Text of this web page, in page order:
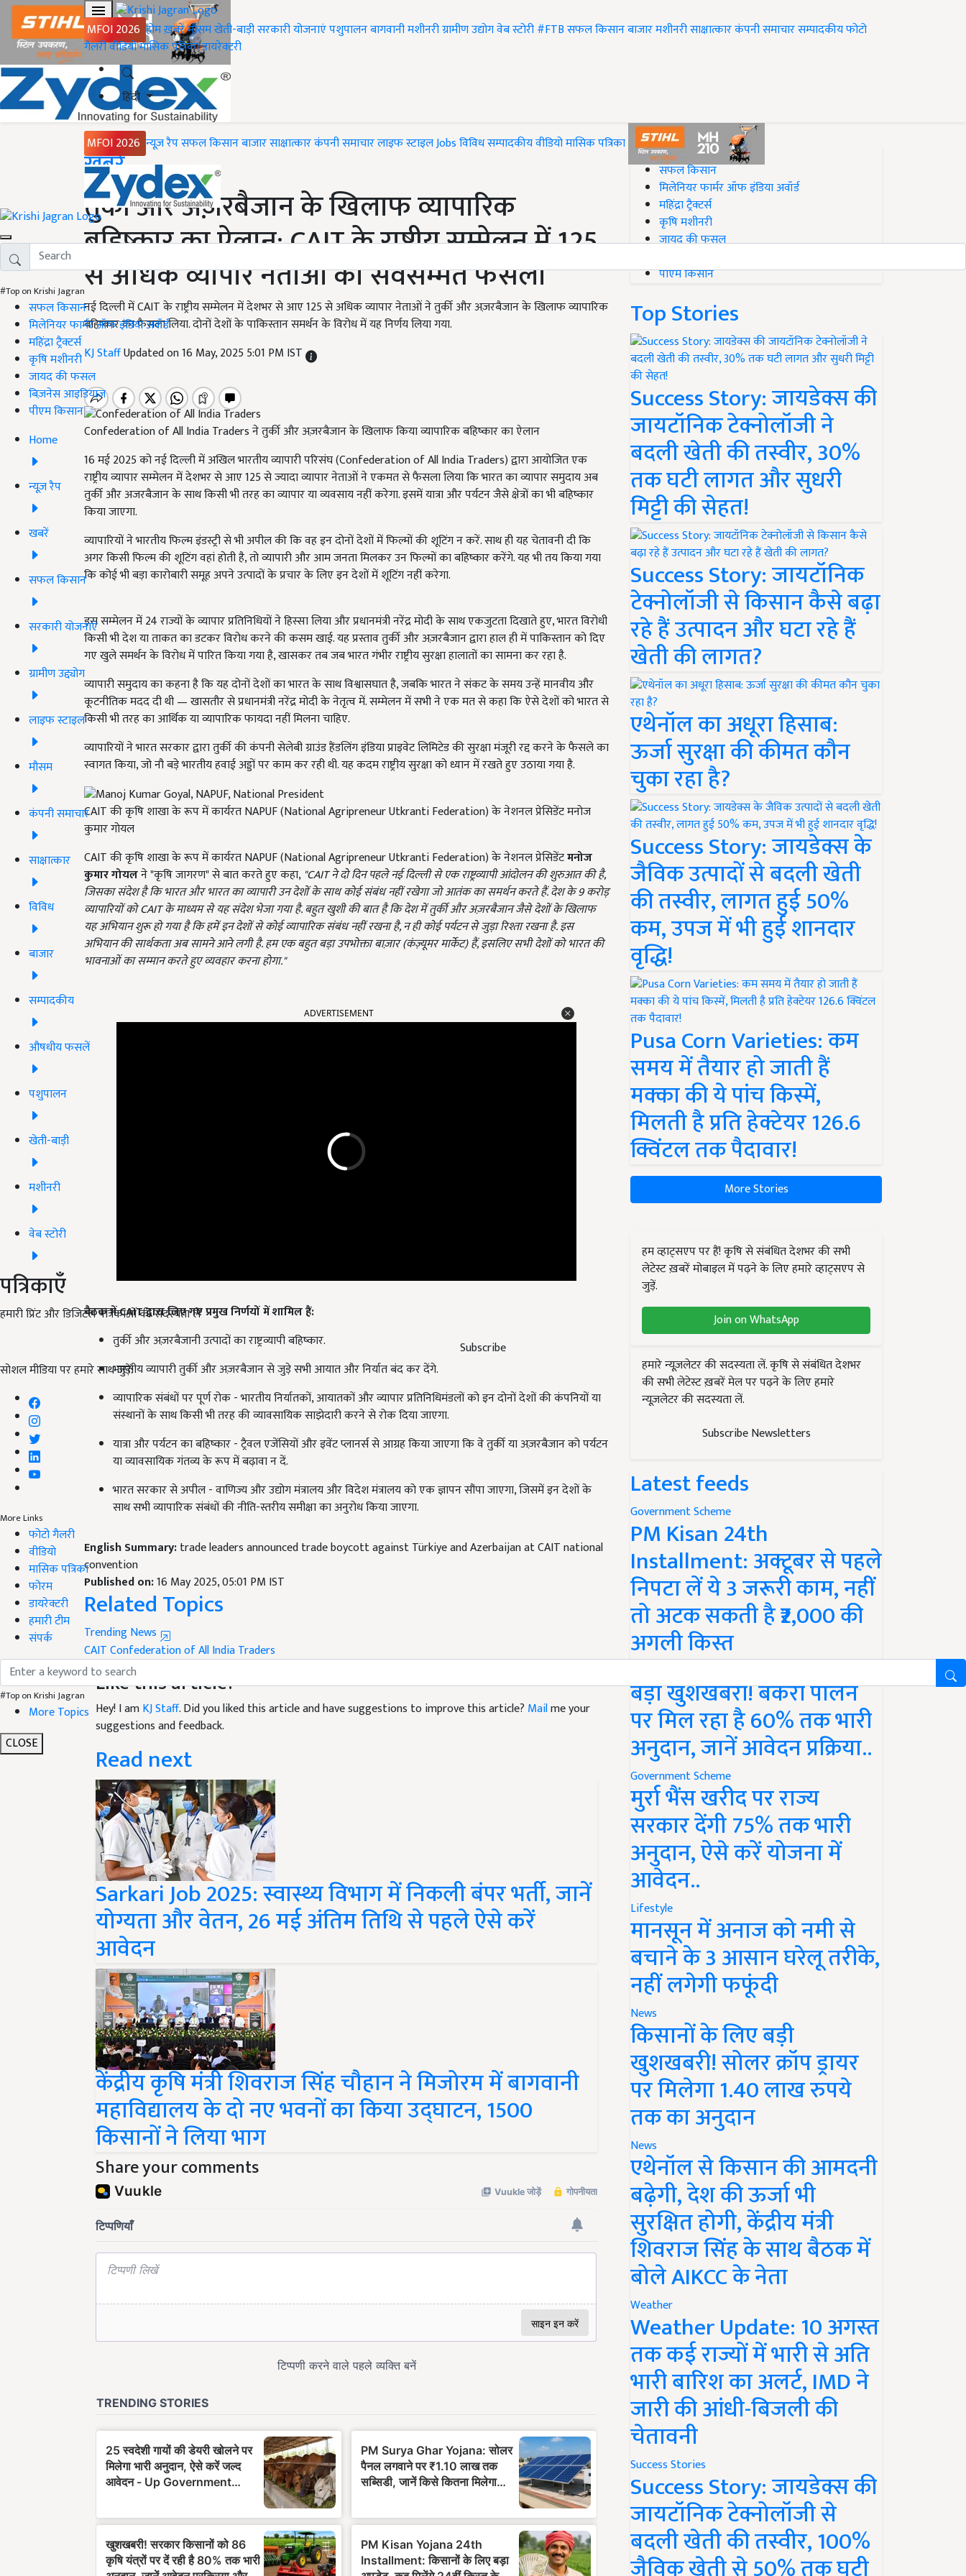
MFOI 2026 होमख़बरेंमौसमखेती-बाड़ीसरकारी योजनाएंपशुपालनबागवानीमशीनरीग्रामीण उद्योगवेब स्टोरी#FTBसफल किसानबाजारमशीनरीसाक्षात्कारकंपनी समाचारसम्पादकीयफोटो
गैलरीवीडियोमासिक पत्रिकाडायरेक्टरी
हिंदी
MFOI 2026 न्यूज़ रैपसफल किसानबाजारसाक्षात्कारकंपनी समाचारलाइफ स्टाइलJobsविविधसम्पादकीयवीडियोमासिक पत्रिका
#Top on Krishi Jagran
सफल किसान
मिलेनियर फार्मर ऑफ इंडिया अवॉर्ड
महिंद्रा ट्रैक्टर्स
कृषि मशीनरी
जायद की फसल
बिज़नेस आइडियाज
पीएम किसान
Home
न्यूज़ रैप
खबरें
सफल किसान
सरकारी योजनाएं
ग्रामीण उद्द्योग
लाइफ स्टाइल
मौसम
कंपनी समाचार
साक्षात्कार
विविध
बाजार
सम्पादकीय
औषधीय फसलें
पशुपालन
खेती-बाड़ी
मशीनरी
वेब स्टोरी
पत्रिकाएँ
हमारी प्रिंट और डिजिटल पत्रिकाओं की सदस्यता लें
Subscribe
सोशल मीडिया पर हमारे साथ जुड़ें:
More Links
फोटो गैलरी
वीडियो
मासिक पत्रिका
फोरम
डायरेक्टरी
हमारी टीम
संपर्क
#Top on Krishi Jagran
More Topics
CLOSE
Home
ख़बरें
तुर्की और अज़रबैजान के खिलाफ व्यापारिक
बहिष्कार का ऐलान: CAIT के राष्ट्रीय सम्मेलन में 125
से अधिक व्यापार नेताओं का सर्वसम्मत फैसला
नई दिल्ली में CAIT के राष्ट्रीय सम्मेलन में देशभर से आए 125 से अधिक व्यापार नेताओं ने तुर्की और अज़रबैजान के खिलाफ व्यापारिक
बहिष्कार का फैसला लिया. दोनों देशों के पाकिस्तान समर्थन के विरोध में यह निर्णय लिया गया.
KJ StaffUpdated on 16 May, 2025 5:01 PM IST
Confederation of All India Traders ने तुर्की और अज़रबैजान के खिलाफ किया व्यापारिक बहिष्कार का ऐलान
16 मई 2025 को नई दिल्ली में अखिल भारतीय व्यापारी परिसंघ (Confederation of All India Traders) द्वारा आयोजित एक
राष्ट्रीय व्यापार सम्मेलन में देशभर से आए 125 से ज्यादा व्यापार नेताओं ने एकमत से फैसला लिया कि भारत का व्यापार समुदाय अब
तुर्की और अजरबैजान के साथ किसी भी तरह का व्यापार या व्यवसाय नहीं करेगा. इसमें यात्रा और पर्यटन जैसे क्षेत्रों का भी बहिष्कार
किया जाएगा.
व्यापारियों ने भारतीय फिल्म इंडस्ट्री से भी अपील की कि वह इन दोनों देशों में फिल्मों की शूटिंग न करें. साथ ही यह चेतावनी दी कि
अगर किसी फिल्म की शूटिंग वहां होती है, तो व्यापारी और आम जनता मिलकर उन फिल्मों का बहिष्कार करेंगे. यह भी तय किया गया
कि कोई भी बड़ा कारोबारी समूह अपने उत्पादों के प्रचार के लिए इन देशों में शूटिंग नहीं करेगा.
इस सम्मेलन में 24 राज्यों के व्यापार प्रतिनिधियों ने हिस्सा लिया और प्रधानमंत्री नरेंद्र मोदी के साथ एकजुटता दिखाते हुए, भारत विरोधी
किसी भी देश या ताकत का डटकर विरोध करने की कसम खाई. यह प्रस्ताव तुर्की और अज़रबैजान द्वारा हाल ही में पाकिस्तान को दिए
गए खुले समर्थन के विरोध में पारित किया गया है, खासकर तब जब भारत गंभीर राष्ट्रीय सुरक्षा हालातों का सामना कर रहा है.
व्यापारी समुदाय का कहना है कि यह दोनों देशों का भारत के साथ विश्वासघात है, जबकि भारत ने संकट के समय उन्हें मानवीय और
कूटनीतिक मदद दी थी — खासतौर से प्रधानमंत्री नरेंद्र मोदी के नेतृत्व में. सम्मेलन में सभी ने एक मत से कहा कि ऐसे देशों को भारत से
किसी भी तरह का आर्थिक या व्यापारिक फायदा नहीं मिलना चाहिए.
व्यापारियों ने भारत सरकार द्वारा तुर्की की कंपनी सेलेबी ग्राउंड हैंडलिंग इंडिया प्राइवेट लिमिटेड की सुरक्षा मंजूरी रद्द करने के फैसले का
स्वागत किया, जो नौ बड़े भारतीय हवाई अड्डों पर काम कर रही थी. यह कदम राष्ट्रीय सुरक्षा को ध्यान में रखते हुए उठाया गया है.
CAIT की कृषि शाखा के रूप में कार्यरत NAPUF (National Agripreneur Utkranti Federation) के नेशनल प्रेसिडेंट मनोज
कुमार गोयल
CAIT की कृषि शाखा के रूप में कार्यरत NAPUF (National Agripreneur Utkranti Federation) के नेशनल प्रेसिडेंटमनोज
कुमार गोयलने "कृषि जागरण" से बात करते हुए कहा, "CAITने दो दिन पहले नई दिल्ली से एक राष्ट्रव्यापी आंदोलन की शुरुआत की है,
जिसका संदेश है कि भारत और भारत का व्यापारी उन देशों के साथ कोई संबंध नहीं रखेगा जो आतंक का समर्थन करते हैं. देश के 9करोड़
व्यापारियों को CAITके माध्यम से यह संदेश भेजा गया है. बहुत खुशी की बात है कि देश में तुर्की और अज़रबैजान जैसे देशों के खिलाफ
यह अभियान शुरू हो गया है कि हमें इन देशों से कोई व्यापारिक संबंध नहीं रखना है,न ही कोई पर्यटन से जुड़ा रिश्ता रखना है. इस
अभियान की सार्थकता अब सामने आने लगी है. हम एक बहुत बड़ा उपभोक्ता बाज़ार (कंज़्यूमर मार्केट) हैं,इसलिए सभी देशों को भारत की
भावनाओं का सम्मान करते हुए व्यवहार करना होगा."
ADVERTISEMENT
बैठक में CAITद्वारा लिए गए प्रमुख निर्णयों में शामिल हैं:
तुर्की और अज़रबैजानी उत्पादों का राष्ट्रव्यापी बहिष्कार.
भारतीय व्यापारी तुर्की और अज़रबैजान से जुड़े सभी आयात और निर्यात बंद कर देंगे.
व्यापारिक संबंधों पर पूर्ण रोक - भारतीय निर्यातकों, आयातकों और व्यापार प्रतिनिधिमंडलों को इन दोनों देशों की कंपनियों या
संस्थानों के साथ किसी भी तरह की व्यावसायिक साझेदारी करने से रोक दिया जाएगा.
यात्रा और पर्यटन का बहिष्कार - ट्रैवल एजेंसियों और इवेंट प्लानर्स से आग्रह किया जाएगा कि वे तुर्की या अज़रबैजान को पर्यटन
या व्यावसायिक गंतव्य के रूप में बढ़ावा न दें.
भारत सरकार से अपील - वाणिज्य और उद्योग मंत्रालय और विदेश मंत्रालय को एक ज्ञापन सौंपा जाएगा, जिसमें इन देशों के
साथ सभी व्यापारिक संबंधों की नीति-स्तरीय समीक्षा का अनुरोध किया जाएगा.
English Summary:trade leaders announced trade boycott against Türkiye and Azerbaijan at CAIT national
convention
Published on:16 May 2025, 05:01 PM IST
Related Topics
Trending News
CAITConfederation of All India Traders
Like this article?
Hey! I amKJ Staff. Did you liked this article and have suggestions to improve this article? Mailme your
suggestions and feedback.
Read next
Sarkari Job 2025: स्वास्थ्य विभाग में निकली बंपर भर्ती, जानें
योग्यता और वेतन, 26 मई अंतिम तिथि से पहले ऐसे करें
आवेदन
केंद्रीय कृषि मंत्री शिवराज सिंह चौहान ने मिजोरम में बागवानी
महाविद्यालय के दो नए भवनों का किया उद्घाटन, 1500
किसानों ने लिया भाग
Share your comments
#Top on Krishi Jagran
सफल किसान
मिलेनियर फार्मर ऑफ इंडिया अवॉर्ड
महिंद्रा ट्रैक्टर्स
कृषि मशीनरी
जायद की फसल
पीएम किसान
Top Stories
Success Story: जायडेक्स की
जायटॉनिक टेक्नोलॉजी ने
बदली खेती की तस्वीर, 30%
तक घटी लागत और सुधरी
मिट्टी की सेहत!
Success Story: जायटॉनिक
टेक्नोलॉजी से किसान कैसे बढ़ा
रहे हैं उत्पादन और घटा रहे हैं
खेती की लागत?
एथेनॉल का अधूरा हिसाब:
ऊर्जा सुरक्षा की कीमत कौन
चुका रहा है?
Success Story: जायडेक्स के
जैविक उत्पादों से बदली खेती
की तस्वीर, लागत हुई 50%
कम, उपज में भी हुई शानदार
वृद्धि!
Pusa Corn Varieties: कम
समय में तैयार हो जाती हैं
मक्का की ये पांच किस्में,
मिलती है प्रति हेक्टेयर 126.6
क्विंटल तक पैदावार!
More Stories
हम व्हाट्सएप पर हैं! कृषि से संबंधित देशभर की सभी
लेटेस्ट ख़बरें मोबाइल में पढ़ने के लिए हमारे व्हाट्सएप से
जुड़ें.
Join on WhatsApp
हमारे न्यूज़लेटर की सदस्यता लें. कृषि से संबंधित देशभर
की सभी लेटेस्ट ख़बरें मेल पर पढ़ने के लिए हमारे
न्यूज़लेटर की सदस्यता लें.
Subscribe Newsletters
Latest feeds
Government Scheme
PM Kisan 24th
Installment: अक्टूबर से पहले
निपटा लें ये 3 जरूरी काम, नहीं
तो अटक सकती है ₹2,000 की
अगली किस्त
बड़ी खुशखबरी! बकरी पालन
पर मिल रहा है 60% तक भारी
अनुदान, जानें आवेदन प्रक्रिया..
Government Scheme
मुर्रा भैंस खरीद पर राज्य
सरकार देंगी 75% तक भारी
अनुदान, ऐसे करें योजना में
आवेदन..
Lifestyle
मानसून में अनाज को नमी से
बचाने के 3 आसान घरेलू तरीके,
नहीं लगेगी फफूंदी
News
किसानों के लिए बड़ी
खुशखबरी! सोलर क्रॉप ड्रायर
पर मिलेगा 1.40 लाख रुपये
तक का अनुदान
News
एथेनॉल से किसान की आमदनी
बढ़ेगी, देश की ऊर्जा भी
सुरक्षित होगी, केंद्रीय मंत्री
शिवराज सिंह के साथ बैठक में
बोले AIKCC के नेता
Weather
Weather Update: 10 अगस्त
तक कई राज्यों में भारी से अति
भारी बारिश का अलर्ट, IMD ने
जारी की आंधी-बिजली की
चेतावनी
Success Stories
Success Story: जायडेक्स की
जायटॉनिक टेक्नोलॉजी से
बदली खेती की तस्वीर, 100%